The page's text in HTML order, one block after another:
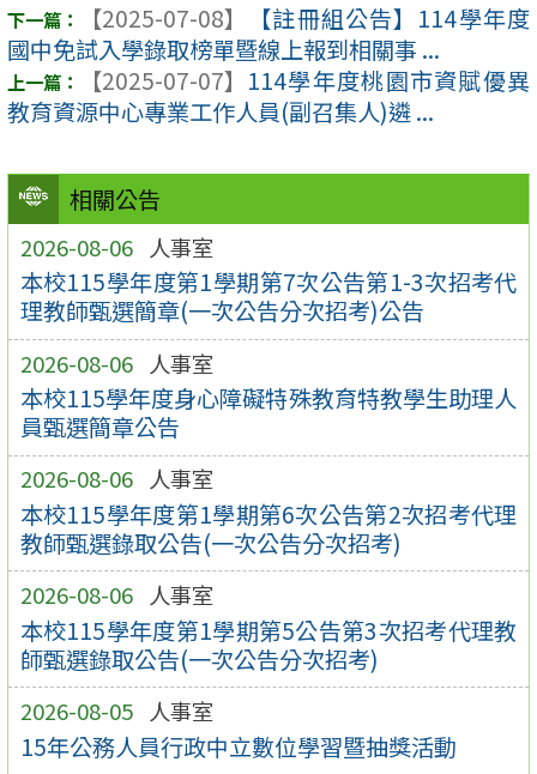
相關公告
2026-08-06 人事室
本校115學年度第1學期第7次公告第1-3次招考代
理教師甄選簡章(一次公告分次招考)公告
2026-08-06 人事室
本校115學年度身心障礙特殊教育特教學生助理人
員甄選簡章公告
2026-08-06 人事室
本校115學年度第1學期第6次公告第2次招考代理
教師甄選錄取公告(一次公告分次招考)
2026-08-06 人事室
本校115學年度第1學期第5公告第3次招考代理教
師甄選錄取公告(一次公告分次招考)
2026-08-05 人事室
15年公務人員行政中立數位學習暨抽獎活動
【2025-07-08】
【註冊組公告】114學年度
國中免試入學錄取榜單暨線上報到相關事 ...
【2025-07-07】 114學年度桃園市資賦優異
教育資源中心專業工作人員(副召集人)遴 ...